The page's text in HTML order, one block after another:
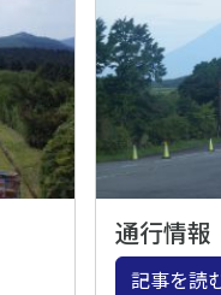
通行情報
記事を読